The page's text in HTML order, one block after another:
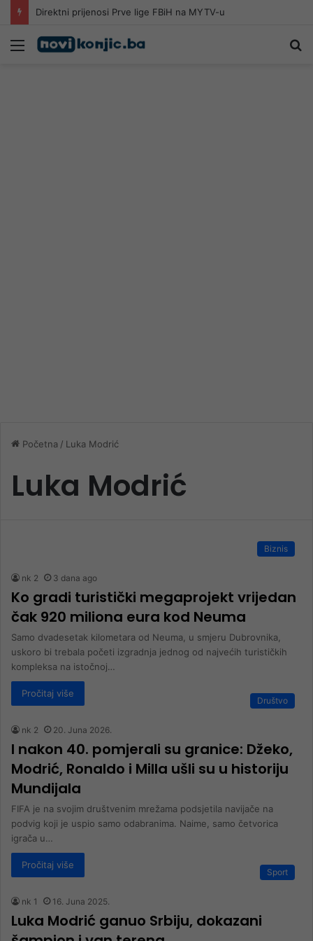
Direktni prijenosi Prve lige FBiH na MYTV-u
Meni
Početna / Luka Modrić
Luka Modrić
Biznis
nk 2 3 dana ago
Ko gradi turistički megaprojekt vrijedan
čak 920 miliona eura kod Neuma
Samo dvadesetak kilometara od Neuma, u smjeru Dubrovnika,
uskoro bi trebala početi izgradnja jednog od najvećih turističkih
kompleksa na istočnoj…
Pročitaj više
Društvo
nk 2 20. Juna 2026.
I nakon 40. pomjerali su granice: Džeko,
Modrić, Ronaldo i Milla ušli su u historiju
Mundijala
FIFA je na svojim društvenim mrežama podsjetila navijače na
podvig koji je uspio samo odabranima. Naime, samo četvorica
igrača u…
Pročitaj više
Sport
nk 1 16. Juna 2025.
Luka Modrić ganuo Srbiju, dokazani